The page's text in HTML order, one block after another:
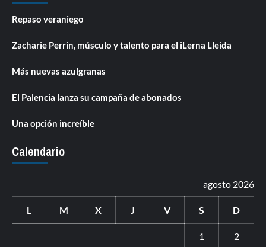
Repaso veraniego
Zacharie Perrin, músculo y talento para el iLerna Lleida
Más nuevas azulgranas
El Palencia lanza su campaña de abonados
Una opción increíble
Calendario
agosto 2026
L M X J V S D
1 2